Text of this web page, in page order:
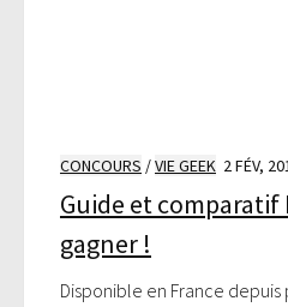
CONCOURS /VIE GEEK 2 FÉV,
Guide et comparatif
gagner !
Disponible en France